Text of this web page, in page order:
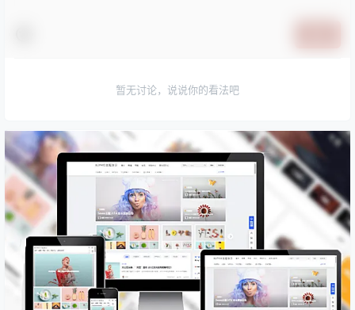
暂无讨论，说说你的看法吧